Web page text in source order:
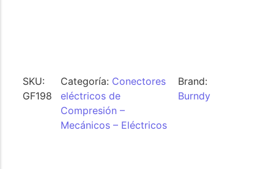
SKU:
GF198
Categoría: Conectores
eléctricos de
Compresión –
Mecánicos – Eléctricos
Brand:
Burndy